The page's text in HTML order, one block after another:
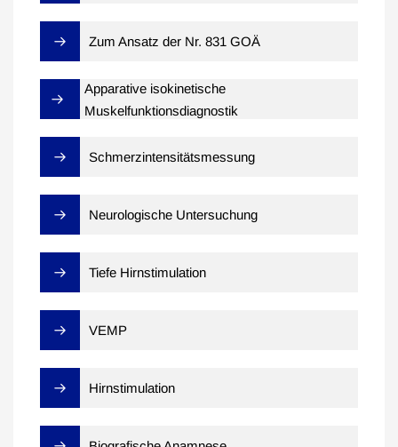
Zum Ansatz der Nr. 831 GOÄ
Apparative isokinetische
Muskelfunktionsdiagnostik
Schmerzintensitätsmessung
Neurologische Untersuchung
Tiefe Hirnstimulation
VEMP
Hirnstimulation